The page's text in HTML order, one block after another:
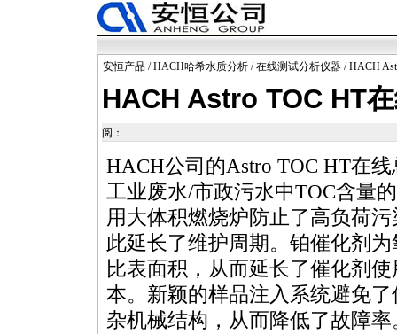
安恒产品 /HACH哈希水质分析 /在线测试分析仪器 / HACH
HACH Astro TOC HT
阅：
HACH公司的Astro TOC HT在线
工业废水/市政污水中TOC含量
用大体积燃烧炉防止了高负荷
此延长了维护周期。铂催化剂
比表面积，从而延长了催化剂
本。新颖的样品注入系统避免
杂机械结构，从而降低了故障